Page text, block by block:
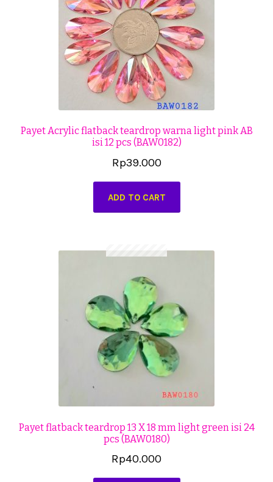
Tutorial Step by Step
Payet Acrylic flatback teardrop warna light pink AB
isi 12 pcs (BAW0182)
Rp39.000
ADD TO CART
Payet flatback teardrop 13 X 18 mm light green isi 24
pcs (BAW0180)
Rp40.000